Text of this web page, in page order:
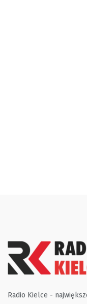
Radio Kielce -